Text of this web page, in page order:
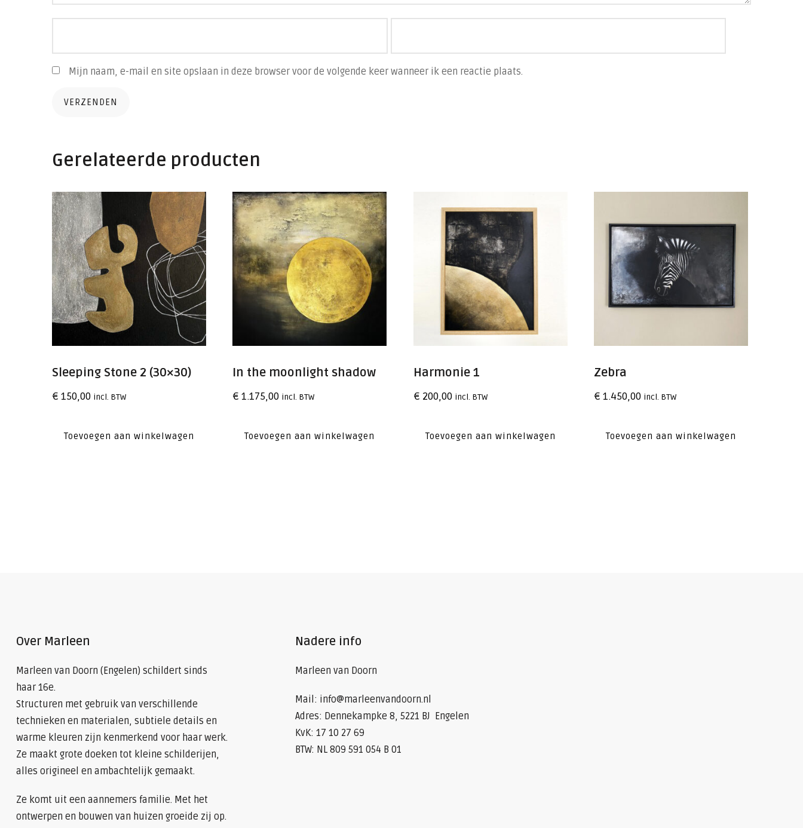
Mijn naam, e-mail en site opslaan in deze browser voor de volgende keer wanneer ik een reactie plaats.
Gerelateerde producten
Sleeping Stone 2 (30×30)
€ 150,00 incl. BTW
Toevoegen aan winkelwagen
In the moonlight shadow
€ 1.175,00 incl. BTW
Toevoegen aan winkelwagen
Harmonie 1
€ 200,00 incl. BTW
Toevoegen aan winkelwagen
Zebra
€ 1.450,00 incl. BTW
Toevoegen aan winkelwagen
Over Marleen
Marleen van Doorn (Engelen) schildert sinds
haar 16e.
Structuren met gebruik van verschillende
technieken en materialen, subtiele details en
warme kleuren zijn kenmerkend voor haar werk.
Ze maakt grote doeken tot kleine schilderijen,
alles origineel en ambachtelijk gemaakt.
Ze komt uit een aannemers familie. Met het
ontwerpen en bouwen van huizen groeide zij op.
Nadere info
Marleen van Doorn
Mail: info@marleenvandoorn.nl
Adres: Dennekampke 8, 5221 BJ Engelen
KvK: 17 10 27 69
BTW: NL 809 591 054 B 01